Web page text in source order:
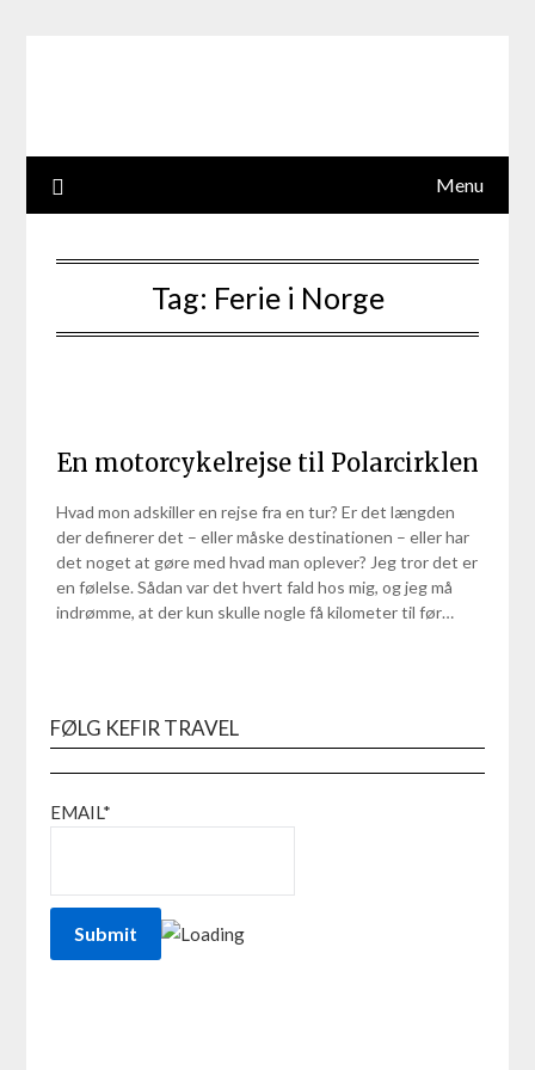
Menu
Tag: Ferie i Norge
En motorcykelrejse til Polarcirklen
Hvad mon adskiller en rejse fra en tur? Er det længden
der definerer det – eller måske destinationen – eller har
det noget at gøre med hvad man oplever? Jeg tror det er
en følelse. Sådan var det hvert fald hos mig, og jeg må
indrømme, at der kun skulle nogle få kilometer til før…
FØLG KEFIR TRAVEL
EMAIL*